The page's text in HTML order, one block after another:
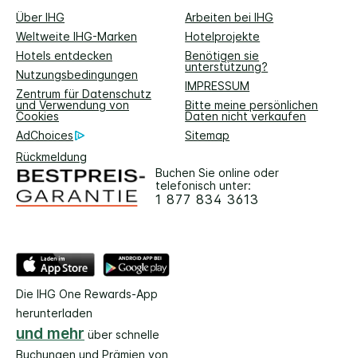
Über IHG
Arbeiten bei IHG
Weltweite IHG-Marken
Hotelprojekte
Hotels entdecken
Benötigen sie
unterstützung?
Nutzungsbedingungen
IMPRESSUM
Zentrum für Datenschutz
und Verwendung von
Cookies
Bitte meine persönlichen
Daten nicht verkaufen
AdChoices
Sitemap
Rückmeldung
Buchen Sie online oder
telefonisch unter:
1 877 834 3613
Die IHG One Rewards-App
herunterladen
und mehr über schnelle
Buchungen und Prämien von